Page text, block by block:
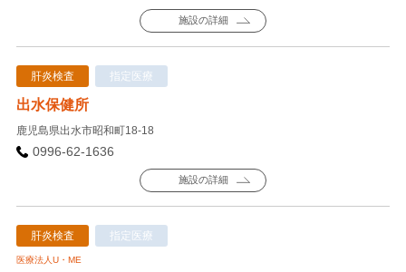
施設の詳細
肝炎検査 指定医療
出水保健所
鹿児島県出水市昭和町18-18
0996-62-1636
施設の詳細
肝炎検査 指定医療
医療法人U・ME